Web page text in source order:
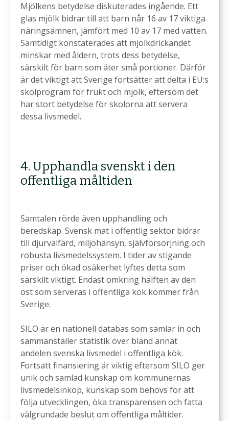
Mjölkens betydelse diskuterades ingående. Ett
glas mjölk bidrar till att barn når 16 av 17 viktiga
näringsämnen, jämfört med 10 av 17 med vatten.
Samtidigt konstaterades att mjölkdrickandet
minskar med åldern, trots dess betydelse,
särskilt för barn som äter små portioner. Därför
är det viktigt att Sverige fortsätter att delta i EU:s
skolprogram för frukt och mjölk, eftersom det
har stort betydelse för skolorna att servera
dessa livsmedel.
4. Upphandla svenskt i den
offentliga måltiden
Samtalen rörde även upphandling och
beredskap. Svensk mat i offentlig sektor bidrar
till djurvälfärd, miljöhänsyn, självförsörjning och
robusta livsmedelssystem. I tider av stigande
priser och ökad osäkerhet lyftes detta som
särskilt viktigt. Endast omkring hälften av den
ost som serveras i offentliga kök kommer från
Sverige.
SILO är en nationell databas som samlar in och
sammanställer statistik över bland annat
andelen svenska livsmedel i offentliga kök.
Fortsatt finansiering är viktig eftersom SILO ger
unik och samlad kunskap om kommunernas
livsmedelsinköp, kunskap som behövs för att
följa utvecklingen, öka transparensen och fatta
välgrundade beslut om offentliga måltider.